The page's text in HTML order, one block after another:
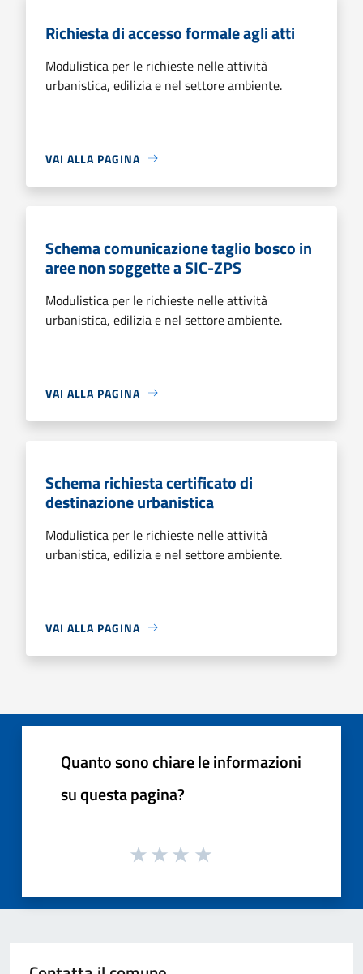
Richiesta di accesso formale agli atti
Modulistica per le richieste nelle attività
urbanistica, edilizia e nel settore ambiente.
VAI ALLA PAGINA
Schema comunicazione taglio bosco in
aree non soggette a SIC-ZPS
Modulistica per le richieste nelle attività
urbanistica, edilizia e nel settore ambiente.
VAI ALLA PAGINA
Schema richiesta certificato di
destinazione urbanistica
Modulistica per le richieste nelle attività
urbanistica, edilizia e nel settore ambiente.
VAI ALLA PAGINA
Quanto sono chiare le informazioni
su questa pagina?